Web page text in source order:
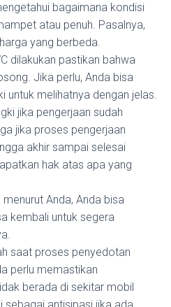
bagaimana kondisi
atau penuh. Pasalnya,
yang berbeda.
dilakukan pastikan bahwa
Jika perlu, Anda bisa
untuk melihatnya dengan jelas.
jika pengerjaan sudah
jika proses pengerjaan
akhir sampai selesai
hak atas apa yang
Anda, Anda bisa
kembali untuk segera
saat proses penyedotan
perlu memastikan
berada di sekitar mobil